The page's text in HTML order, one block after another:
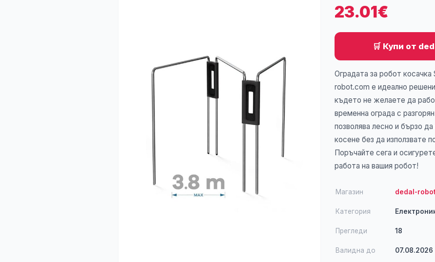
23.01€
🛒 Купи от
Оградата за робот косачка
robot.com е идеално
където не желаете да
временна ограда с
позволява лесно и бързо
косене без да използвате
Поръчайте сега и
работа на вашия робот!
Магазин dedal-
Категория
Прегледи 18
Валидна до 07.08.2026